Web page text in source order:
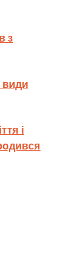
з
види
і